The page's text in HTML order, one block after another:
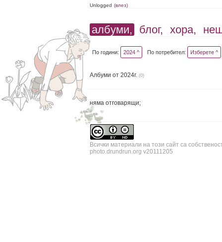
Unlogged (влез)
албуми, блог, хора,
По години: 2024 ^ По потребител: Изберете ^
Албуми от 2024г. (0)
няма отговарящи;
Всички материали на този сайт са
photo.drundrun.org v20111205